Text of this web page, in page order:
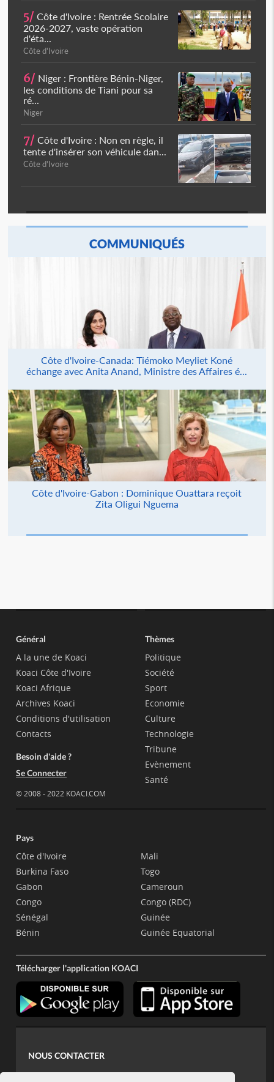
5/ Côte d'Ivoire : Rentrée Scolaire
2026-2027, vaste opération
d'éta...
Côte d'Ivoire
6/ Niger : Frontière Bénin-Niger,
les conditions de Tiani pour sa
ré...
Niger
7/ Côte d'Ivoire : Non en règle, il
tente d'insérer son véhicule dan...
Côte d'Ivoire
COMMUNIQUÉS
Côte d'Ivoire-Canada: Tiémoko Meyliet Koné
échange avec Anita Anand, Ministre des Affaires é...
Côte d'Ivoire-Gabon : Dominique Ouattara reçoit
Zita Oligui Nguema
Général
A la une de Koaci
Koaci Côte d'Ivoire
Koaci Afrique
Archives Koaci
Conditions d'utilisation
Contacts
Besoin d'aide ?
Se Connecter
© 2008 - 2022 KOACI.COM
Thèmes
Politique
Société
Sport
Economie
Culture
Technologie
Tribune
Evènement
Santé
Pays
Côte d'Ivoire
Burkina Faso
Gabon
Congo
Sénégal
Bénin
Mali
Togo
Cameroun
Congo (RDC)
Guinée
Guinée Equatorial
Télécharger l'application KOACI
NOUS CONTACTER